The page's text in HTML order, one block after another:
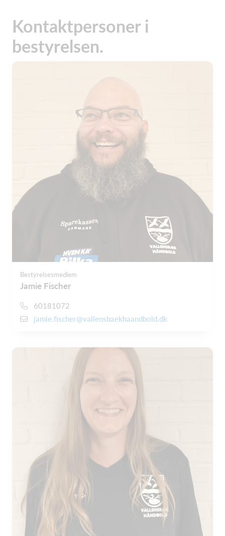
Kontaktpersoner i
bestyrelsen.
Bestyrelsesmedlem
Jamie Fischer
60181072
jamie.fischer@vallensbaekhaandbold.dk